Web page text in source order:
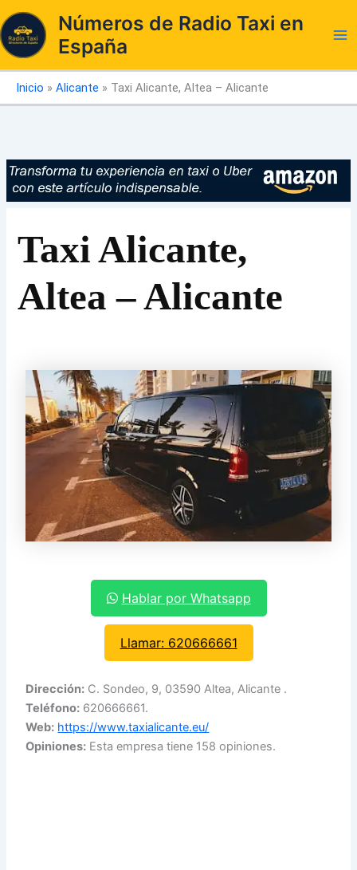
al
contenido
Números de Radio Taxi en
España
Inicio » Alicante » Taxi Alicante, Altea – Alicante
Taxi Alicante,
Altea – Alicante
Hablar por Whatsapp
Llamar: 620666661
Dirección: C. Sondeo, 9, 03590 Altea, Alicante .
Teléfono: 620666661.
Web: https://www.taxialicante.eu/
Opiniones: Esta empresa tiene 158 opiniones.